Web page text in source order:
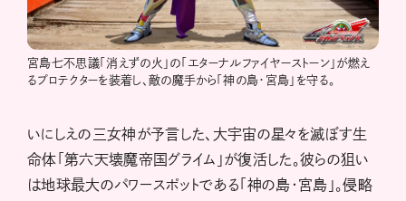
宮島七不思議「消えずの火」の「エターナルファイヤーストーン」が燃え
るプロテクターを装着し、敵の魔手から「神の島・宮島」を守る。
いにしえの三女神が予言した、大宇宙の星々を滅ぼす生
命体「第六天壊魔帝国グライム」が復活した。彼らの狙い
は地球最大のパワースポットである「神の島・宮島」。侵略